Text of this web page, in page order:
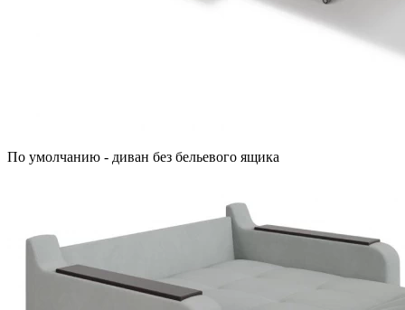
По умолчанию - диван без бельевого ящика